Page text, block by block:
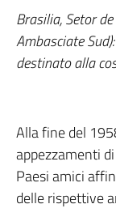
Brasilia, Setor
Ambasciate
destinato alla
Alla fine del
appezzamenti
Paesi amici
delle rispettive